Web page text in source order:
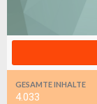
GESAMTE INHALTE
4.033